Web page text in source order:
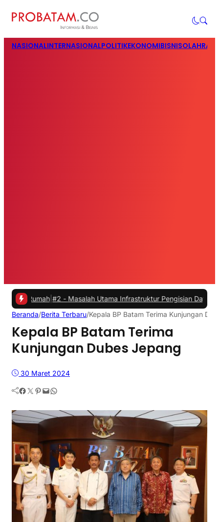
NASIONALINTERNASIONALPOLITIKEKONOMIBISNIS
|#2 -Masalah Utama Infrastruktur Pengisian Daya untuk Mobil
Beranda/Berita Terbaru/Kepala BP Batam Terima Kunjungan
Kepala BP Batam Terima
Kunjungan Dubes Jepang
30 Maret 2024
Facebook Twitter Pinterest Mail WhatsApp